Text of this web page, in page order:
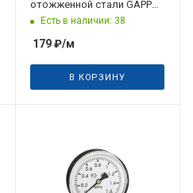
отожженной стали GAPPO
15 (продажа кратно 1м)
Есть в наличии: 38
179₽/м
В КОРЗИНУ